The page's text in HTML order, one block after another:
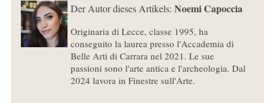
Der Autor dieses Artikels: Noemi Capoccia
Originaria di Lecce, classe 1995, ha
conseguito la laurea presso l'Accademia di
Belle Arti di Carrara nel 2021. Le sue
passioni sono l'arte antica e l'archeologia. Dal
2024 lavora in Finestre sull'Arte.